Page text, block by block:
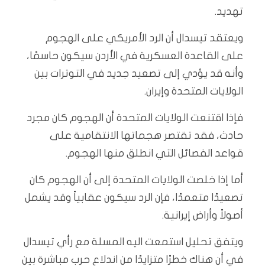
تهديد.
ويعتقد تيسدال أن الرد الأمريكي على الهجوم
على القاعدة العسكرية في الأردن سيكون حاسمًا،
وأنه قد يؤدي إلى تصعيد جديد في التوترات بين
الولايات المتحدة وإيران.
فإذا اقتنعت الولايات المتحدة أن الهجوم كان مجرد
حادث، فقد تقتصر هجماتها الانتقامية على
قواعد الفصائل التي انطلق منها الهجوم.
أما إذا خلصت الولايات المتحدة إلى أن الهجوم كان
تصعيدًا متعمدًا، فإن الرد سيكون عقابياً وقد يشمل
أصولاً وأراض إيرانية.
ويتفق تحليل استمعت اليه المسلة مع رأي تيسدال
في أن هناك خطرًا متزايدًا من اندلاع حرب مباشرة بين